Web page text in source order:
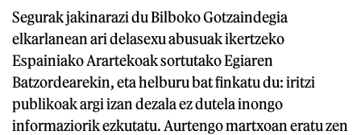
Segurak jakinarazi du Bilboko Gotzaindegia
elkarlanean ari delasexu abusuak ikertzeko
Espainiako Arartekoak sortutako Egiaren
Batzordearekin, eta helburu bat finkatu du: iritzi
publikoak argi izan dezala ez dutela inongo
informaziorik ezkutatu. Aurtengo martxoan eratu zen